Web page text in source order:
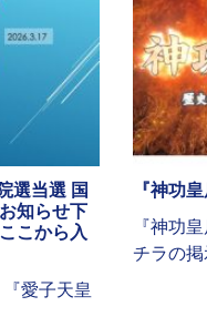
選当選 国
知らせ下
こから入
愛子天皇
『神功
『神功
チラの掲